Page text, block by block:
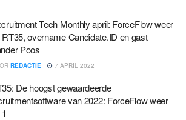
Tech Monthly april: ForceFlow weer
overname Candidate.ID en gast
Poos
REDACTIE 7 APRIL 2022
De hoogst gewaardeerde
van 2022: ForceFlow weer